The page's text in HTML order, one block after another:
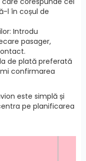
l în coșul de
Introdu
pasager,
de plată preferată
confirmarea
este simplă și
pe planificarea